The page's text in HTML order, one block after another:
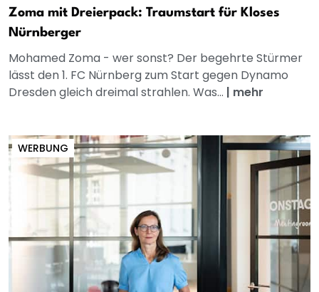
Zoma mit Dreierpack: Traumstart für Kloses
Nürnberger
Mohamed Zoma - wer sonst? Der begehrte Stürmer
lässt den 1. FC Nürnberg zum Start gegen Dynamo
Dresden gleich dreimal strahlen. Was... | mehr
WERBUNG